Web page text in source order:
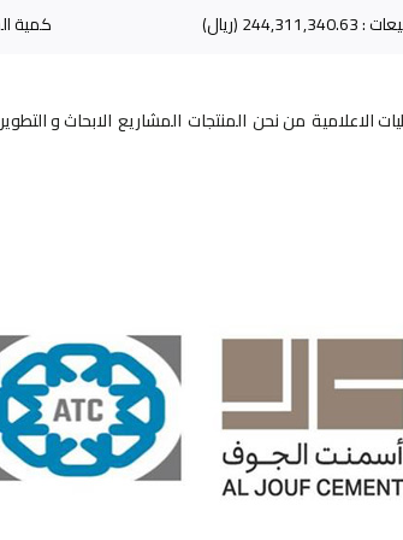
انتاج الكلنكر : 597,283.60 (طن)
الاعلامية من نحن المنتجات المشاريع الابحاث و التطوير